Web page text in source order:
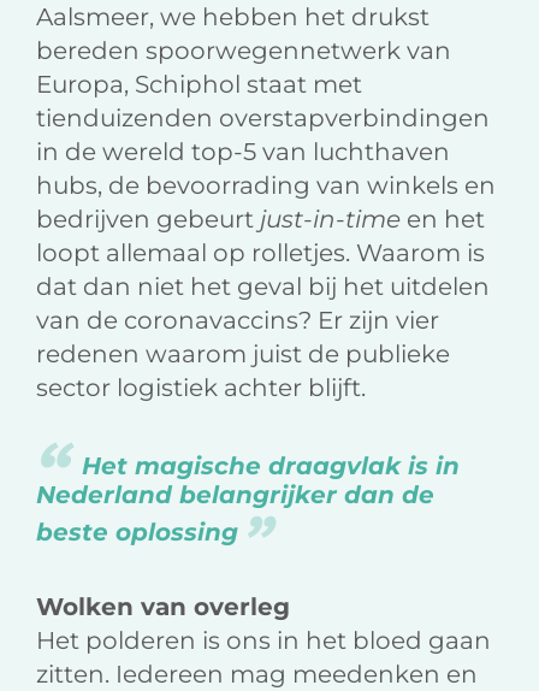
Aalsmeer, we hebben het drukst
bereden spoorwegennetwerk van
Europa, Schiphol staat met
tienduizenden overstapverbindingen
in de wereld top-5 van luchthaven
hubs, de bevoorrading van winkels en
bedrijven gebeurt just-in-time en het
loopt allemaal op rolletjes. Waarom is
dat dan niet het geval bij het uitdelen
van de coronavaccins? Er zijn vier
redenen waarom juist de publieke
sector logistiek achter blijft.
Het magische draagvlak is in
Nederland belangrijker dan de
beste oplossing
Wolken van overleg
Het polderen is ons in het bloed gaan
zitten. Iedereen mag meedenken en